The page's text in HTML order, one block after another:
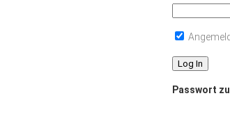
Passwort